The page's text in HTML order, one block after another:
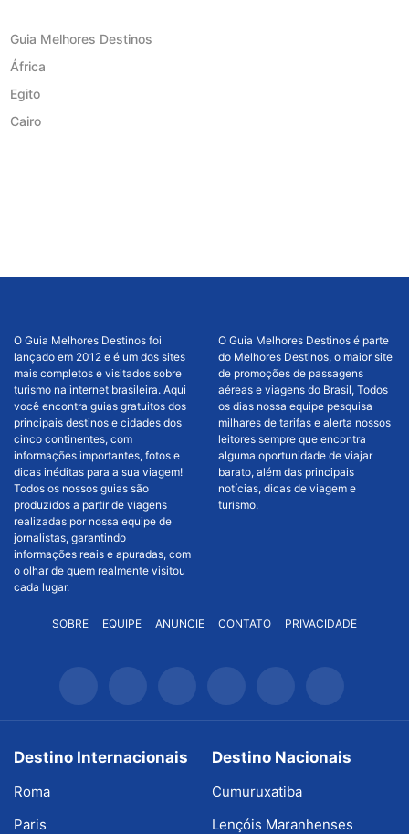
Guia Melhores Destinos
África
Egito
Cairo
O Guia Melhores Destinos foi
lançado em 2012 e é um dos sites
mais completos e visitados sobre
turismo na internet brasileira. Aqui
você encontra guias gratuitos dos
principais destinos e cidades dos
cinco continentes, com
informações importantes, fotos e
dicas inéditas para a sua viagem!
Todos os nossos guias são
produzidos a partir de viagens
realizadas por nossa equipe de
jornalistas, garantindo
informações reais e apuradas, com
o olhar de quem realmente visitou
cada lugar.
O Guia Melhores Destinos é parte
do Melhores Destinos, o maior site
de promoções de passagens
aéreas e viagens do Brasil, Todos
os dias nossa equipe pesquisa
milhares de tarifas e alerta nossos
leitores sempre que encontra
alguma oportunidade de viajar
barato, além das principais
notícias, dicas de viagem e
turismo.
SOBRE EQUIPE ANUNCIE CONTATO PRIVACIDADE
Destino Internacionais
Roma
Paris
Destino Nacionais
Cumuruxatiba
Lençóis Maranhenses